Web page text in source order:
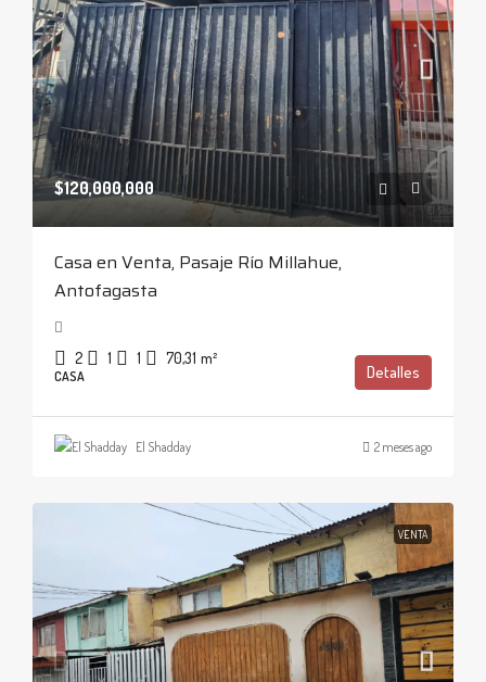
$120,000,000
Casa en Venta, Pasaje Río Millahue,
Antofagasta
2 1 1 70,31 m²
CASA Detalles
El Shadday 2 meses ago
VENTA